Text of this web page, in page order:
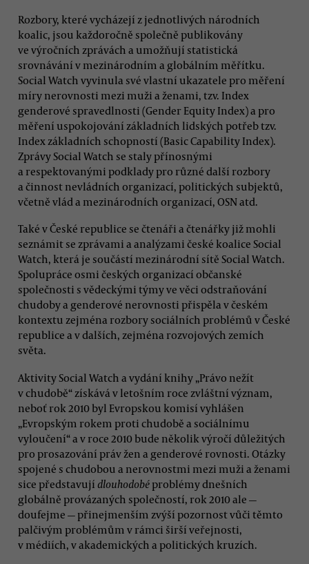
Rozbory, které vycházejí z jednotlivých národních
koalic, jsou každoročně společně publikovány
ve výročních zprávách a umožňují statistická
srovnávání v mezinárodním a globálním měřítku.
Social Watch vyvinula své vlastní ukazatele pro měření
míry nerovnosti mezi muži a ženami, tzv. Index
genderové spravedlnosti (Gender Equity Index) a pro
měření uspokojování základních lidských potřeb tzv.
Index základních schopností (Basic Capability Index).
Zprávy Social Watch se staly přínosnými
a respektovanými podklady pro různé další rozbory
a činnost nevládních organizací, politických subjektů,
včetně vlád a mezinárodních organizací, OSN atd.
Také v České republice se čtenáři a čtenářky již mohli
seznámit se zprávami a analýzami české koalice Social
Watch, která je součástí mezinárodní sítě Social Watch.
Spolupráce osmi českých organizací občanské
společnosti s vědeckými týmy ve věci odstraňování
chudoby a genderové nerovnosti přispěla v českém
kontextu zejména rozbory sociálních problémů v České
republice a v dalších, zejména rozvojových zemích
světa.
Aktivity Social Watch a vydání knihy „Právo nežít
v chudobě“ získává v letošním roce zvláštní význam,
neboť rok 2010 byl Evropskou komisí vyhlášen
„Evropským rokem proti chudobě a sociálnímu
vyloučení“ a v roce 2010 bude několik výročí důležitých
pro prosazování práv žen a genderové rovnosti. Otázky
spojené s chudobou a nerovnostmi mezi muži a ženami
sice představují dlouhodobé problémy dnešních
globálně provázaných společností, rok 2010 ale —
doufejme — přinejmenším zvýší pozornost vůči těmto
palčivým problémům v rámci širší veřejnosti,
v médiích, v akademických a politických kruzích.